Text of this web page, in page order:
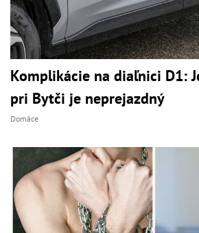
Komplikácie na diaľnici D1:
pri Bytči je neprejazdný
Domáce